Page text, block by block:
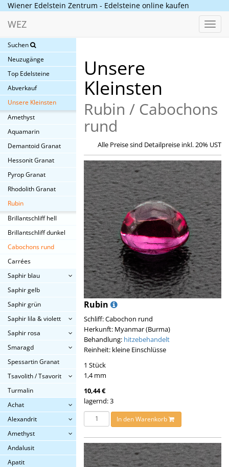
Wiener Edelstein Zentrum - Edelsteine online kaufen
WEZ
Suchen
Neuzugänge
Top Edelsteine
Abverkauf
Unsere Kleinsten
Amethyst
Aquamarin
Demantoid Granat
Hessonit Granat
Pyrop Granat
Rhodolith Granat
Rubin
Brillantschliff hell
Brillantschliff dunkel
Cabochons rund
Carrées
Saphir blau
Saphir gelb
Saphir grün
Saphir lila & violett
Saphir rosa
Smaragd
Spessartin Granat
Tsavolith / Tsavorit
Turmalin
Achat
Alexandrit
Amethyst
Andalusit
Apatit
Unsere
Kleinsten
Rubin / Cabochons
rund
Alle Preise sind Detailpreise inkl. 20% UST
Rubin
Schliff: Cabochon rund
Herkunft: Myanmar (Burma)
Behandlung: hitzebehandelt
Reinheit: kleine Einschlüsse
1 Stück
1,4 mm
10,44 €
lagernd: 3
In den Warenkorb